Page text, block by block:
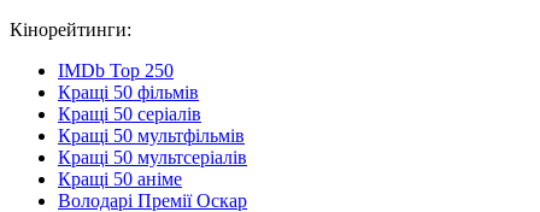
Кінорейтинги:
IMDb Top 250
Кращі 50 фільмів
Кращі 50 серіалів
Кращі 50 мультфільмів
Кращі 50 мультсеріалів
Кращі 50 аніме
Володарі Премії Оскар